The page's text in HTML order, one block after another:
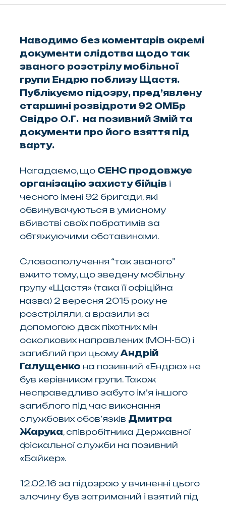
Наводимо без коментарів окремі
документи слідства щодо так
званого розстрілу мобільної
групи Ендрю поблизу Щастя.
Публікуємо підозру, пред’явлену
старшині розвідроти 92 ОМБр
Свідро О.Г. на позивний Змій та
документи про його взяття під
варту.
Нагадаємо, що СЕНС продовжує
організацію захисту бійців і
чесного імені 92 бригади, які
обвинувачуються в умисному
вбивстві своїх побратимів за
обтяжуючими обставинами.
Словосполучення “так званого”
вжито тому, що зведену мобільну
групу «Щастя» (така її офіційна
назва) 2 вересня 2015 року не
розстріляли, а вразили за
допомогою двох піхотних мін
осколкових направлених (МОН-50) і
загиблий при цьому Андрій
Галущенко на позивний «Ендрю» не
був керівником групи. Також
несправедливо забуто ім’я іншого
загиблого під час виконання
службових обов’язків Дмитра
Жарука, співробітника Державної
фіскальної служби на позивний
«Байкер».
12.02.16 за підозрою у вчиненні цього
злочину був затриманий і взятий під